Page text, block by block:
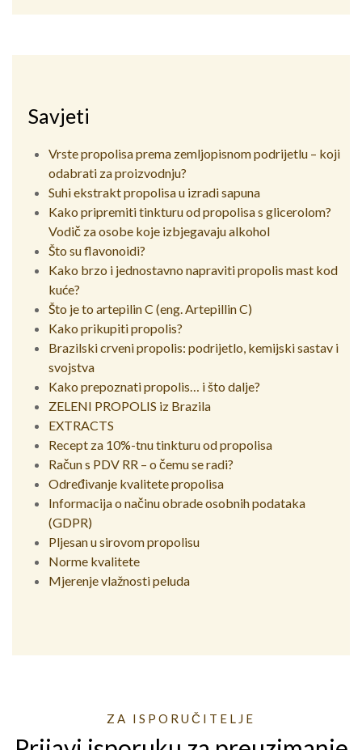
Savjeti
Vrste propolisa prema zemljopisnom podrijetlu – koji
odabrati za proizvodnju?
Suhi ekstrakt propolisa u izradi sapuna
Kako pripremiti tinkturu od propolisa s glicerolom?
Vodič za osobe koje izbjegavaju alkohol
Što su flavonoidi?
Kako brzo i jednostavno napraviti propolis mast kod
kuće?
Što je to artepilin C (eng. Artepillin C)
Kako prikupiti propolis?
Brazilski crveni propolis: podrijetlo, kemijski sastav i
svojstva
Kako prepoznati propolis… i što dalje?
ZELENI PROPOLIS iz Brazila
EXTRACTS
Recept za 10%-tnu tinkturu od propolisa
Račun s PDV RR – o čemu se radi?
Određivanje kvalitete propolisa
Informacija o načinu obrade osobnih podataka
(GDPR)
Pljesan u sirovom propolisu
Norme kvalitete
Mjerenje vlažnosti peluda
ZA ISPORUČITELJE